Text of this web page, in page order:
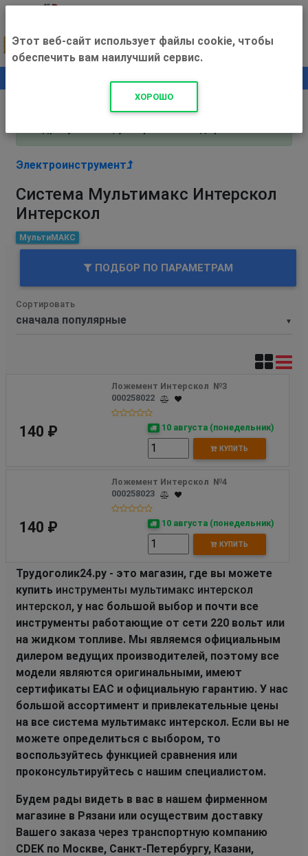
+500 ₽
Внимание! С 3 августа магазин работает по
Электроинструмент
Система Мультимакс Интерскол
Интерскол
МультиМАКС
ПОДБОР ПО ПАРАМЕТРАМ
▼
Сортировать
Ложемент Интерскол  №3
000258022
140 ₽ 10 августа (понедельник)
КУПИТЬ
Ложемент Интерскол  №4
000258023
140 ₽ 10 августа (понедельник)
КУПИТЬ
Трудоголик24.ру - это магазин, где вы можете
купить инструменты мультимакс интерскол
интерскол, у нас большой выбор и почти все
инструменты работающие от сети 220 вольт или
на жидком топливе. Мы являемся официальным
дилером ведущих производителей, поэтому все
модели являются оригинальными, имеют
сертификаты EAC и официальную гарантию. У нас
большой ассортимент и привлекательные цены
на все система мультимакс интерскол. Если вы не
можете определиться с выбором, то
воспользуйтесь функцией сравнения или
проконсультируйтесь с нашим специалистом.
Будем рады видеть в вас в нашем фирменном
магазине в Рязани или осуществим доставку
Вашего заказа через транспортную компанию
CDEK по Москве, Санкт-Петербургу, Казани,
Этот веб-сайт использует файлы cookie, чтобы
обеспечить вам наилучший сервис.
ХОРОШО